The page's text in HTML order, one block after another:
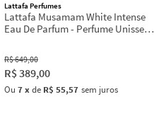
Lattafa Perfumes
Lattafa Musamam White Intense
Eau De Parfum - Perfume Unissex
R$649,00
R$389,00
Ou 7xde R$ 55,57 sem juros